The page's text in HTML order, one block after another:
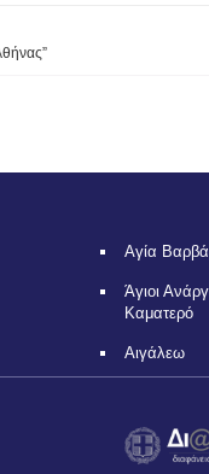
Αγία
Άγιοι
Καματερό
Αιγάλεω